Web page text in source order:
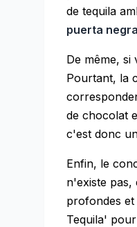
de tequila
puerta
De même,
Pourtant, la
de chocolat
c'est donc
Enfin, le
n'existe pas,
profondes et
Tequila'